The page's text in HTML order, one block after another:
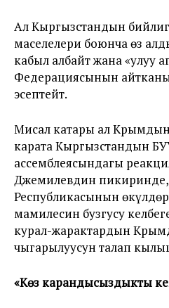
Ал Кыргызстандын
маселелери боюнча өз
кабыл албайт жана «улуу
Федерациясынын
эсептейт.
Мисал катары ал
карата Кыргызстандын
ассемблеясындагы
Джемилевдин
Республикасынын
мамилесин бузгусу
курал-жарактардын
чыгарылуусун талап
«Көз карандысыздыкты